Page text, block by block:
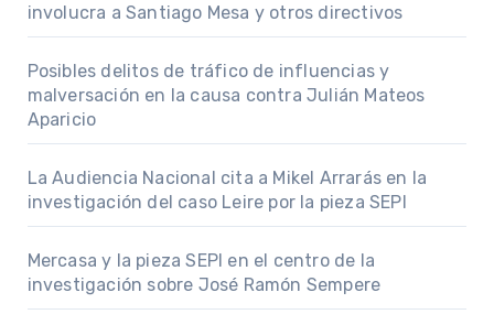
involucra a Santiago Mesa y otros directivos
Posibles delitos de tráfico de influencias y
malversación en la causa contra Julián Mateos
Aparicio
La Audiencia Nacional cita a Mikel Arrarás en la
investigación del caso Leire por la pieza SEPI
Mercasa y la pieza SEPI en el centro de la
investigación sobre José Ramón Sempere